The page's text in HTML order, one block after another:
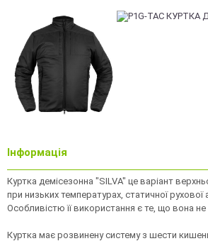
Інформація
Куртка демісезонна "SILVA" це варіант
при низьких температурах, статичної
Особливістю її використання є те, що вона
Куртка має розвинену систему з шести